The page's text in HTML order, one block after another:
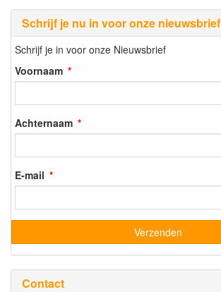
Schrijf je nu in voor onze nieuwsbrief
Schrijf je in voor onze Nieuwsbrief
Voornaam
Achternaam
E-mail
Contact